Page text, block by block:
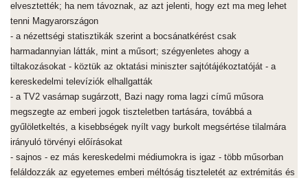
elvesztették; ha nem távoznak, az azt jelenti, hogy ezt ma meg lehet
tenni Magyarországon
- a nézettségi statisztikák szerint a bocsánatkérést csak
harmadannyian látták, mint a műsort; szégyenletes ahogy a
tiltakozásokat - köztük az oktatási miniszter sajtótájékoztatóját - a
kereskedelmi televíziók elhallgatták
- a TV2 vasárnap sugárzott, Bazi nagy roma lagzi című műsora
megszegte az emberi jogok tiszteletben tartására, továbbá a
gyűlöletkeltés, a kisebbségek nyílt vagy burkolt megsértése tilalmára
irányuló törvényi előírásokat
- sajnos - ez más kereskedelmi médiumokra is igaz - több műsorban
feláldozzák az egyetemes emberi méltóság tiszteletét az extrémitás és